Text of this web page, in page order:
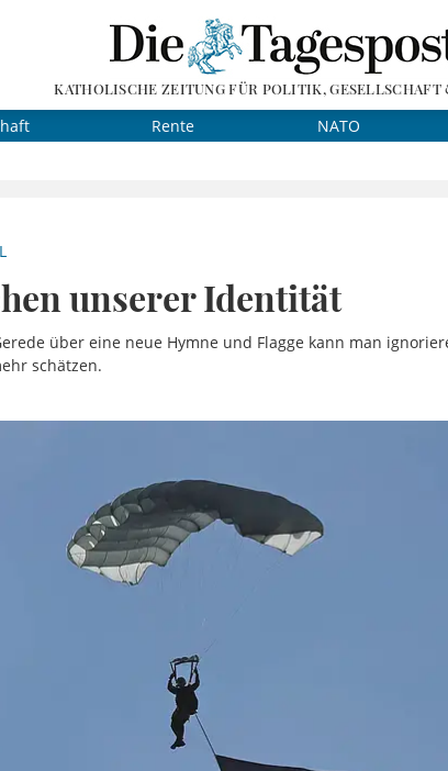
KATHOLISCHE ZEITUNG FÜR POLITIK, GESELLSCHAFT
Rente NATO
unserer Identität
über eine neue Hymne und Flagge kann man
schätzen.